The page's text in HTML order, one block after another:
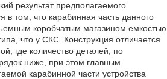
результат предполагаемого
в том, что карабинная часть данного
коробчатым магазином емкостью
что у СКС. Конструкция отличается
где количество деталей, по
ниже, при этом главным
карабинной части устройства